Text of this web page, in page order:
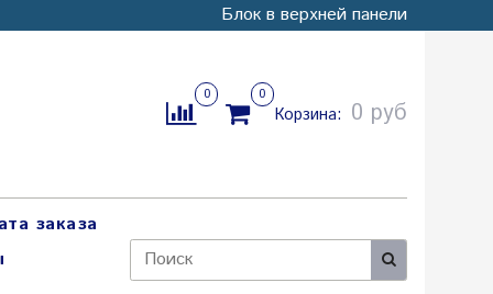
Блок в верхней панели
0 0
Корзина: 0 руб
заказа